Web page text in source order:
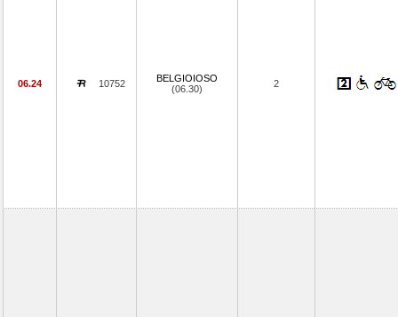
06.24 10752
BELGIOIOSO
(06.30)
2